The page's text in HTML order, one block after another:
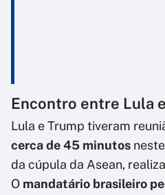
Encontro entre Lula
Lula e Trump tiveram
cerca de 45 minutos
da cúpula da Asean,
O mandatário brasileiro